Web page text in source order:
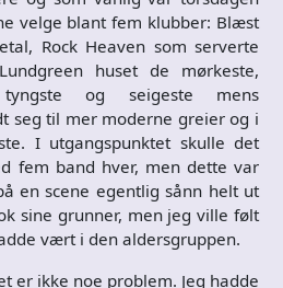
velge blant fem klubber: Blæst
Rock Heaven som serverte
huset de mørkeste,
og seigeste mens
seg til mer moderne greier og i
I utgangspunktet skulle det
fem band hver, men dette var
en scene egentlig sånn helt ut
sine grunner, men jeg ville følt
vært i den aldersgruppen.
er ikke noe problem. Jeg hadde